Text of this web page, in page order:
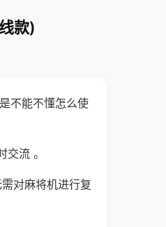
款)
不能不懂怎么使
流 。
对麻将机进行复